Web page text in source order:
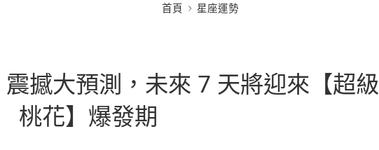
首頁 星座運勢
震撼大預測，未來 7 天將迎來【超級
桃花】爆發期